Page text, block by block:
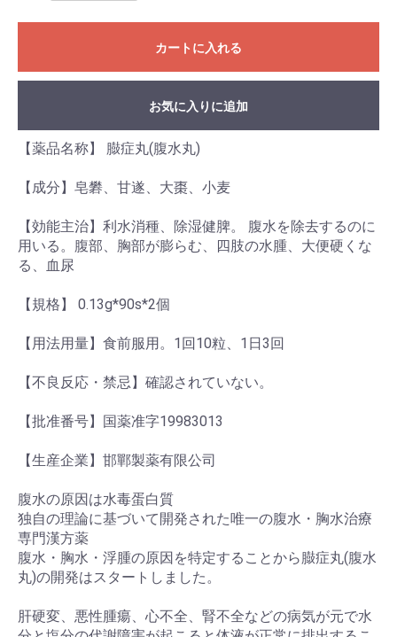
カートに入れる
お気に入りに追加
【薬品名称】 臌症丸(腹水丸)
【成分】皂礬、甘遂、大棗、小麦
【効能主治】利水消種、除湿健脾。 腹水を除去するのに
用いる。腹部、胸部が膨らむ、四肢の水腫、大便硬くな
る、血尿
【規格】 0.13g*90s*2個
【用法用量】食前服用。1回10粒、1日3回
【不良反応・禁忌】確認されていない。
【批准番号】国薬准字19983013
【生産企業】邯鄲製薬有限公司
腹水の原因は水毒蛋白質
独自の理論に基づいて開発された唯一の腹水・胸水治療
専門漢方薬
腹水・胸水・浮腫の原因を特定することから臌症丸(腹水
丸)の開発はスタートしました。
肝硬変、悪性腫瘍、心不全、腎不全などの病気が元で水